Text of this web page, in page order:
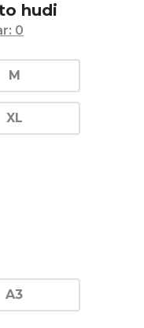
hudi
: 0
M
XL
A3